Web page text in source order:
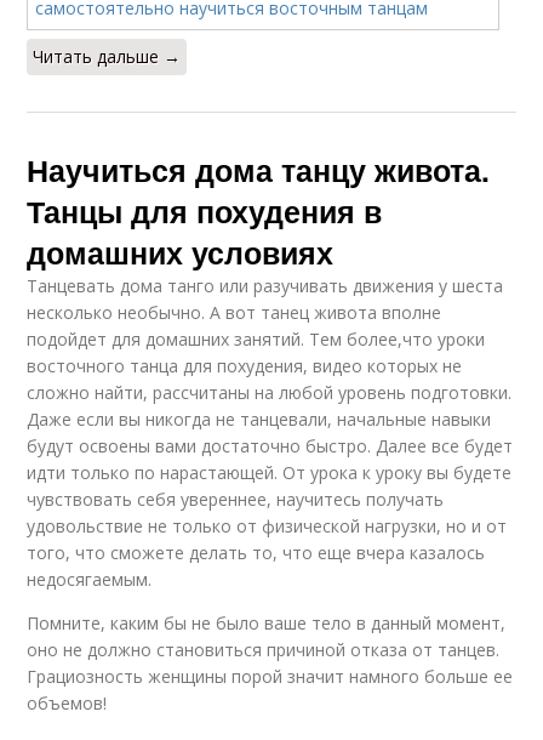
Читать дальше →
Научиться дома танцу живота.
Танцы для похудения в
домашних условиях
Танцевать дома танго или разучивать движения у шеста
несколько необычно. А вот танец живота вполне
подойдет для домашних занятий. Тем более,что уроки
восточного танца для похудения, видео которых не
сложно найти, рассчитаны на любой уровень подготовки.
Даже если вы никогда не танцевали, начальные навыки
будут освоены вами достаточно быстро. Далее все будет
идти только по нарастающей. От урока к уроку вы будете
чувствовать себя увереннее, научитесь получать
удовольствие не только от физической нагрузки, но и от
того, что сможете делать то, что еще вчера казалось
недосягаемым.
Помните, каким бы не было ваше тело в данный момент,
оно не должно становиться причиной отказа от танцев.
Грациозность женщины порой значит намного больше ее
объемов!